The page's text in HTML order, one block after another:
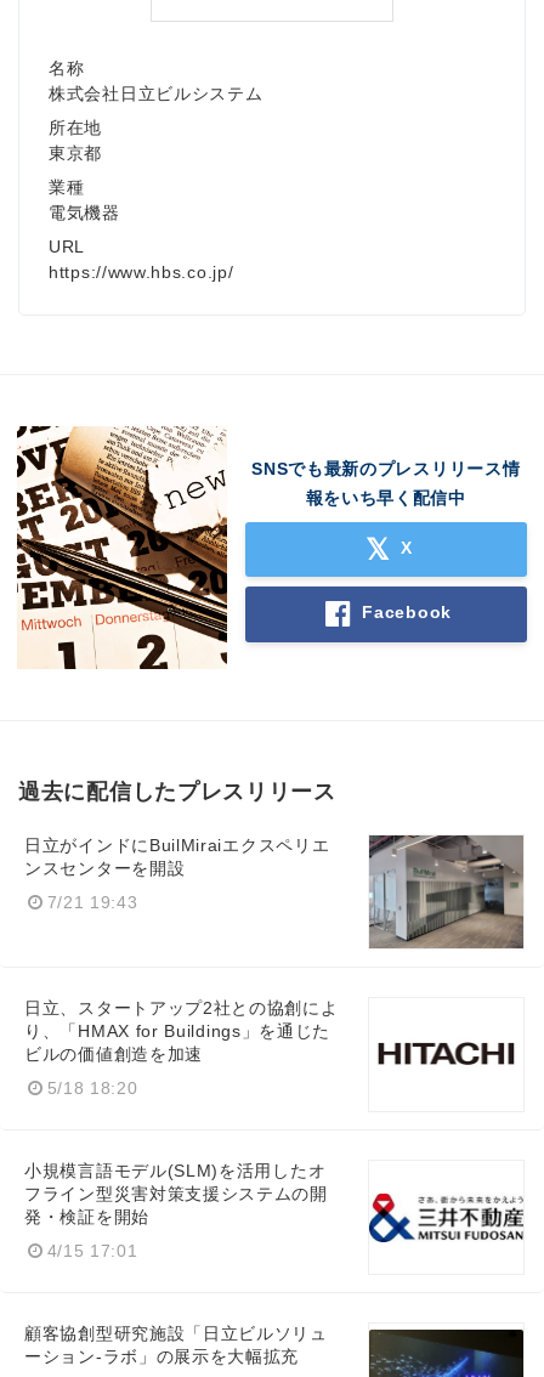
名称
株式会社日立ビルシステム
所在地
東京都
業種
電気機器
URL
https://www.hbs.co.jp/
SNSでも最新のプレスリリース情
報をいち早く配信中
X
Facebook
過去に配信したプレスリリース
日立がインドにBuilMiraiエクスペリエ
ンスセンターを開設
7/21 19:43
日立、スタートアップ2社との協創によ
り、「HMAX for Buildings」を通じた
ビルの価値創造を加速
5/18 18:20
小規模言語モデル(SLM)を活用したオ
フライン型災害対策支援システムの開
発・検証を開始
4/15 17:01
顧客協創型研究施設「日立ビルソリュ
ーション-ラボ」の展示を大幅拡充